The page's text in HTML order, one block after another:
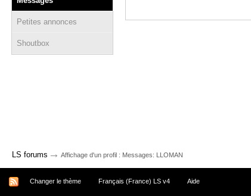
Petites annonces
Shoutbox
LS forums → Affichage d'un profil : Messages: LLOMAN
Changer le thème Français (France) LS v4 Aide